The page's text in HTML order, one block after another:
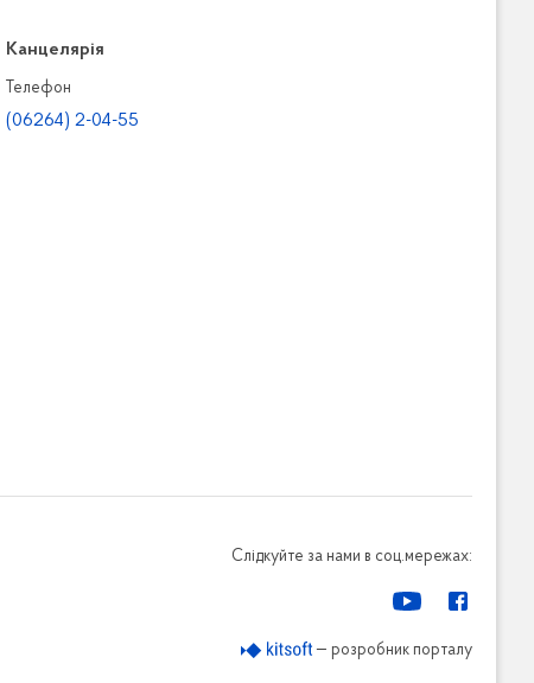
Канцелярiя
Телефон
(06264) 2-04-55
Слідкуйте за нами в соц.мережах:
— розробник порталу